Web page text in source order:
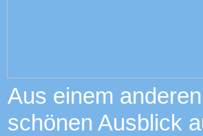
Aus einem
schönen Ausblick